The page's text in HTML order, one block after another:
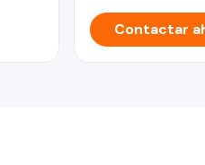
Contactar